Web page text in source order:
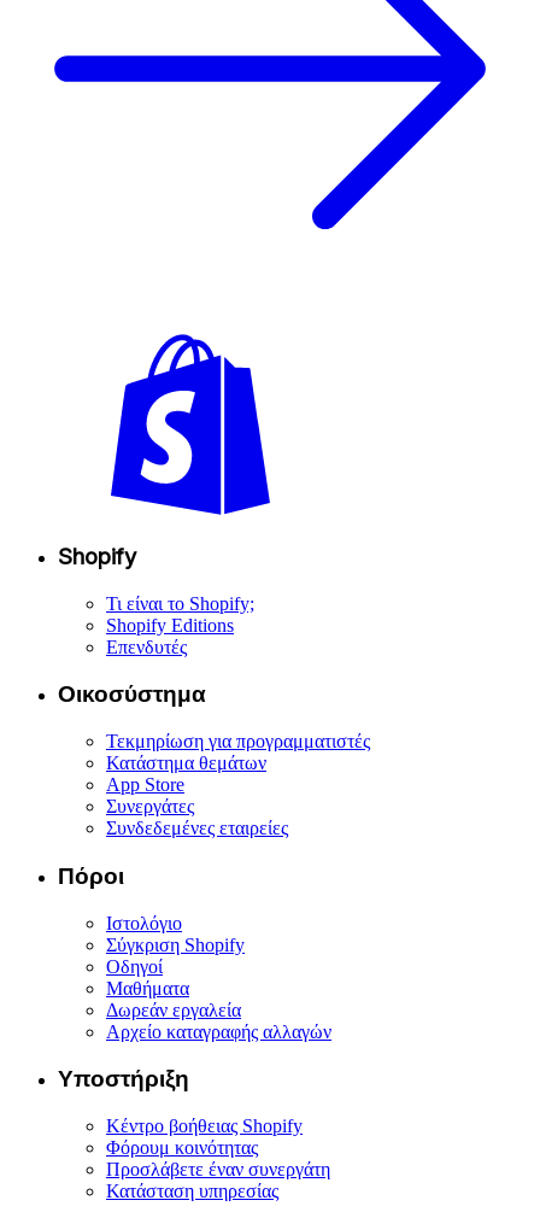
Shopify
Τι είναι το Shopify;
Shopify Editions
Επενδυτές
Οικοσύστημα
Τεκμηρίωση για προγραμματιστές
Κατάστημα θεμάτων
App Store
Συνεργάτες
Συνδεδεμένες εταιρείες
Πόροι
Ιστολόγιο
Σύγκριση Shopify
Οδηγοί
Μαθήματα
Δωρεάν εργαλεία
Αρχείο καταγραφής αλλαγών
Υποστήριξη
Κέντρο βοήθειας Shopify
Φόρουμ κοινότητας
Προσλάβετε έναν συνεργάτη
Κατάσταση υπηρεσίας